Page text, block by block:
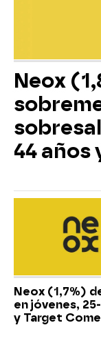
Neox
44 años
Neox (1,7%)
en jóvenes,
y Target